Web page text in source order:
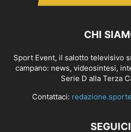
CHI
Sport Event, il salotto televisivo
campano: news, videosintesi,
Serie D alla Terza
Contattaci:
SEGUICI